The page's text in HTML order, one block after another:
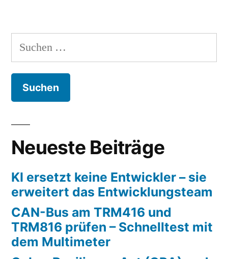
Suchen
nach:
Neueste Beiträge
KI ersetzt keine Entwickler – sie
erweitert das Entwicklungsteam
CAN-Bus am TRM416 und
TRM816 prüfen – Schnelltest mit
dem Multimeter